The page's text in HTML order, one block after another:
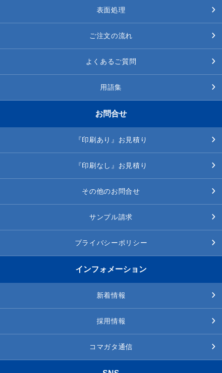
表面処理
ご注文の流れ
よくあるご質問
用語集
お問合せ
『印刷あり』お見積り
『印刷なし』お見積り
その他のお問合せ
サンプル請求
プライバシーポリシー
インフォメーション
新着情報
採用情報
コマガタ通信